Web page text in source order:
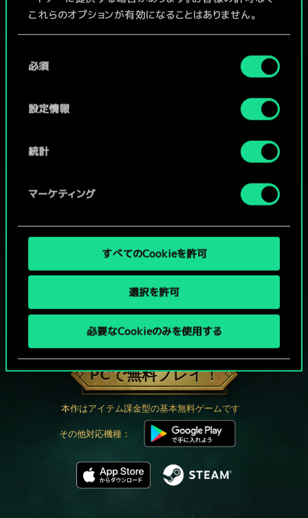
これらのオプションが有効になることはありません。
詳細は、下記の「設定」メニューでご確認ください。
必須
設定情報
統計
マーケティング
すべてのCookieを許可
選択を許可
必要なCookieのみを使用する
グウェントでひと勝負といかない
か？
PCで無料プレイ！
本作はアイテム課金型の基本無料ゲームです
その他対応機種：